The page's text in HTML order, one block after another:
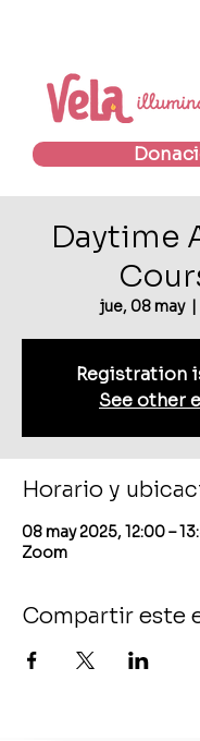
Daytime
jue, 08 may
  |
Registration
See other
Horario y
08 may 2025, 12:00 –
Zoom
Compartir este